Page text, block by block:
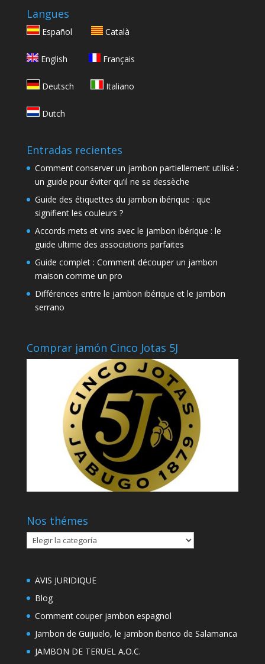
Langues
Español Català
English Français
Deutsch Italiano
Dutch
Entradas recientes
Comment conserver un jambon partiellement utilisé :
un guide pour éviter qu’il ne se dessèche
Guide des étiquettes du jambon ibérique : que
signifient les couleurs ?
Accords mets et vins avec le jambon ibérique : le
guide ultime des associations parfaites
Guide complet : Comment découper un jambon
maison comme un pro
Différences entre le jambon ibérique et le jambon
serrano
Comprar jamón Cinco Jotas 5J
Nos thémes
Nos
thémes
AVIS JURIDIQUE
Blog
Comment couper jambon espagnol
Jambon de Guijuelo, le jambon iberico de Salamanca
JAMBON DE TERUEL A.O.C.